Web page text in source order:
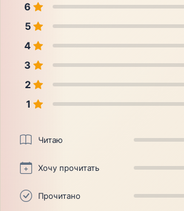
6
5
4
3
2
1
Читаю
Хочу прочитать
Прочитано